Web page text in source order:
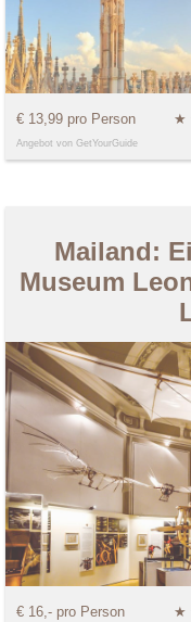
€ 13,99 pro Person ★
Angebot von GetYourGuide
Mailand:
Museum
€ 16,- pro Person ★